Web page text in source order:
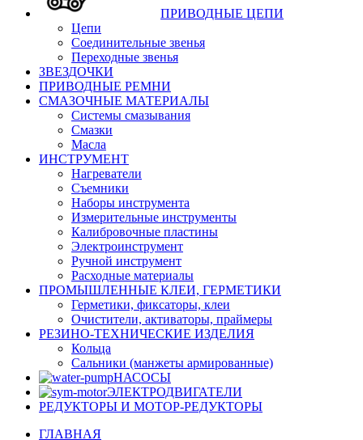
ПРИВОДНЫЕ ЦЕПИ
Цепи
Соединительные звенья
Переходные звенья
ЗВЕЗДОЧКИ
ПРИВОДНЫЕ РЕМНИ
СМАЗОЧНЫЕ МАТЕРИАЛЫ
Системы смазывания
Смазки
Масла
ИНСТРУМЕНТ
Нагреватели
Съемники
Наборы инструмента
Измерительные инструменты
Калибровочные пластины
Электроинструмент
Ручной инструмент
Расходные материалы
ПРОМЫШЛЕННЫЕ КЛЕИ, ГЕРМЕТИКИ
Герметики, фиксаторы, клеи
Очистители, активаторы, праймеры
РЕЗИНО-ТЕХНИЧЕСКИЕ ИЗДЕЛИЯ
Кольца
Сальники (манжеты армированные)
НАСОСЫ
ЭЛЕКТРОДВИГАТЕЛИ
РЕДУКТОРЫ И МОТОР-РЕДУКТОРЫ
ГЛАВНАЯ